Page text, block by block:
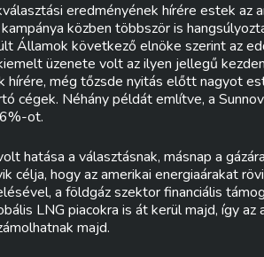
eredményének hírére estek az
közben többször is
Államok következő elnöke szerint az
üzenete volt az ilyen jellegű
hírére, még tőzsde nyitás előtt nagyot
cégek. Néhány példát említve, a
ot.
hatása a választásnak, másnap a
célja, hogy az amerikai energiaárakat
a földgáz szektor financiális
LNG piacokra is át kerül majd, így az
majd.